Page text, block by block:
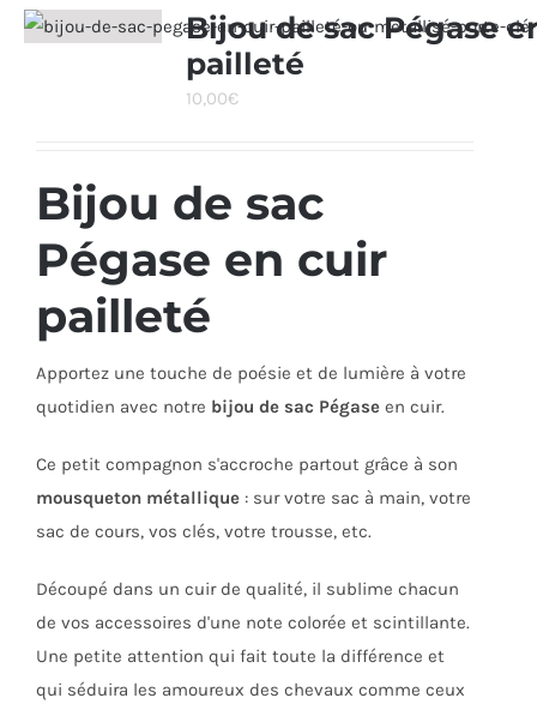
variations.
Les
options
peuvent
choisies
sur
la
page
du
Bijou de sac Pégase
pailleté
10,00€
Bijou de sac
Pégase en cuir
pailleté
Apportez une touche de poésie et de lumière à votre
quotidien avec notre bijou de sac Pégase en cuir.
Ce petit compagnon s'accroche partout grâce à son
mousqueton métallique : sur votre sac à main, votre
sac de cours, vos clés, votre trousse, etc.
Découpé dans un cuir de qualité, il sublime chacun
de vos accessoires d'une note colorée et scintillante.
Une petite attention qui fait toute la différence et
qui séduira les amoureux des chevaux comme ceux